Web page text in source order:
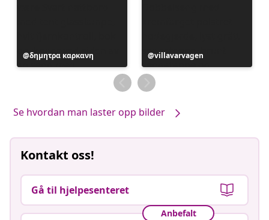
Innlegg
publisert
δημητρα καρκανη
Innlegg
publisert
av
villavarvagen
Se hvordan man laster opp bilder
Kontakt oss!
Gå til hjelpesenteret
Anbefalt